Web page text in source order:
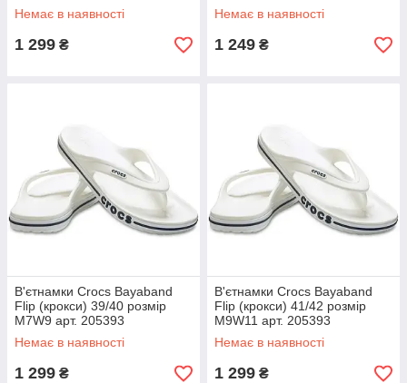
Немає в наявності
1 299 ₴
Немає в наявності
1 249 ₴
В'єтнамки Crocs Bayaband
Flip (крокси) 39/40 розмір
M7W9 арт. 205393
Немає в наявності
1 299 ₴
В'єтнамки Crocs Bayaband
Flip (крокси) 41/42 розмір
M9W11 арт. 205393
Немає в наявності
1 299 ₴